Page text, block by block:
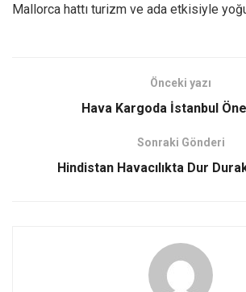
Mallorca hattı turizm ve ada etkisiyle
Önceki yazı
Hava Kargoda İstanbul Öne
Sonraki Gönderi
Hindistan Havacılıkta Dur